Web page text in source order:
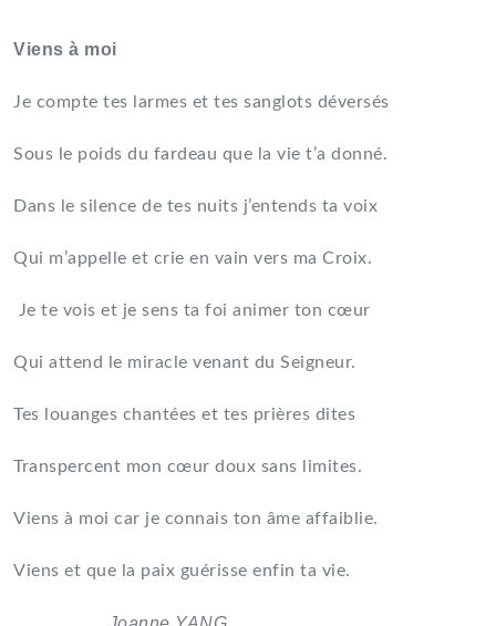
DES HMONG DE FRANCE
Viens à moi
Je compte tes larmes et tes sanglots déversés
Sous le poids du fardeau que la vie t’a donné.
Dans le silence de tes nuits j’entends ta voix
Qui m’appelle et crie en vain vers ma Croix.
Je te vois et je sens ta foi animer ton cœur
Qui attend le miracle venant du Seigneur.
Tes louanges chantées et tes prières dites
Transpercent mon cœur doux sans limites.
Viens à moi car je connais ton âme affaiblie.
Viens et que la paix guérisse enfin ta vie.